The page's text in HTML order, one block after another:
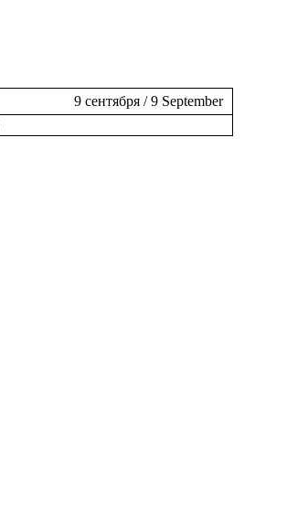
9 сентября / 9 September